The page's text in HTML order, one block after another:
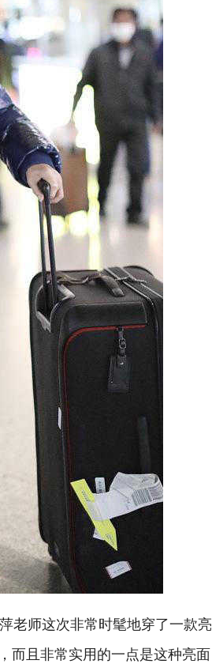
老师这次非常时髦地穿了一款亮
而且非常实用的一点是这种亮面